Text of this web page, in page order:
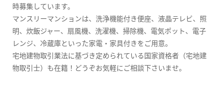
時募集しています。
マンスリーマンションは、洗浄機能付き便座、液晶テレビ、照
明、炊飯ジャー、扇風機、洗濯機、掃除機、電気ポット、電子
レンジ、冷蔵庫といった家電・家具付きをご用意。
宅地建物取引業法に基づき定められている国家資格者（宅地建
物取引士）も在籍！どうぞお気軽にご相談下さいませ。